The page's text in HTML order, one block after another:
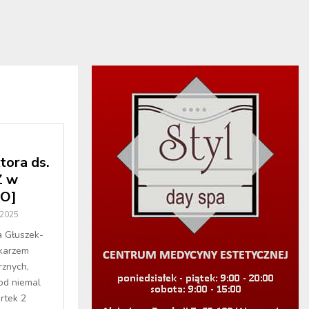
ds.
w
niemal
2